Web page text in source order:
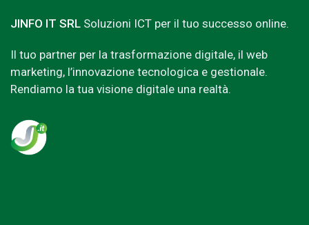
JINFO IT SRL Soluzioni ICT per il tuo successo online.
Il tuo partner per la trasformazione digitale, il web
marketing, l’innovazione tecnologica e gestionale.
Rendiamo la tua visione digitale una realtà.